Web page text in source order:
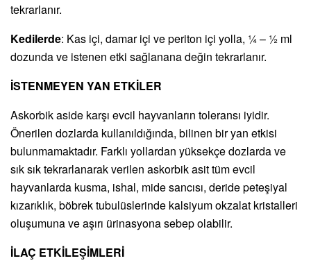
tekrarlanır.
Kedilerde: Kas içi, damar içi ve periton içi yolla, ¼ – ½ ml
dozunda ve istenen etki sağlanana değin tekrarlanır.
İSTENMEYEN YAN ETKİLER
Askorbik aside karşı evcil hayvanların toleransı iyidir.
Önerilen dozlarda kullanıldığında, bilinen bir yan etkisi
bulunmamaktadır. Farklı yollardan yüksekçe dozlarda ve
sık sık tekrarlanarak verilen askorbik asit tüm evcil
hayvanlarda kusma, ishal, mide sancısı, deride peteşiyal
kızarıklık, böbrek tubulüslerinde kalsiyum okzalat kristalleri
oluşumuna ve aşırı ürinasyona sebep olabilir.
İLAÇ ETKİLEŞİMLERİ